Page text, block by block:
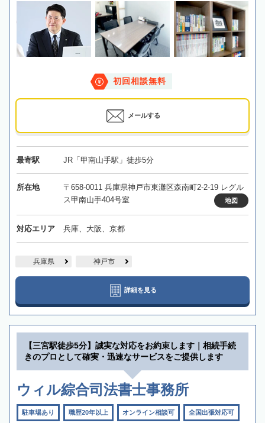
初回相談無料
メールする
最寄駅 JR「甲南山手駅」徒歩5分
所在地
〒658-0011 兵庫県神戸市東灘区森南町2-2-19 レグル
ス甲南山手404号室
地図
対応エリア 兵庫、大阪、京都
兵庫県 神戸市
詳細を見る
【三宮駅徒歩5分】誠実な対応をお約束します｜相続手続
きのプロとして確実・迅速なサービスをご提供します
ウィル綜合司法書士事務所
駐車場あり 職歴20年以上 オンライン相談可 全国出張対応可